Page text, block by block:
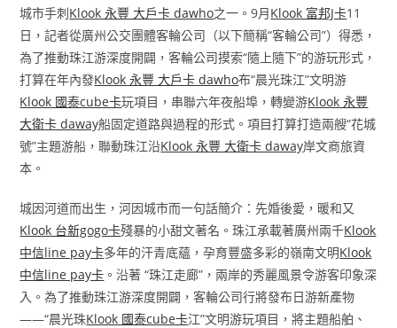
城市手刺Klook 永豐 大戶卡 dawho之一。9月Klook 富邦J卡11
日，記者從廣州公交團體客輪公司（以下簡稱“客輪公司”）得悉，
為了推動珠江游深度開闢，客輪公司摸索“隨上隨下”的游玩形式，
打算在年內發Klook 永豐 大戶卡 dawho布“晨光珠江”文明游
Klook 國泰cube卡玩項目，串聯六年夜船埠，轉變游Klook 永豐
大衛卡 daway船固定道路與過程的形式。項目打算打造兩艘“花城
號”主題游船，聯動珠江沿Klook 永豐 大衛卡 daway岸文商旅資
本。
城因河道而出生，河因城市而一句話簡介：先婚後愛，暖和又
Klook 台新gogo卡殘暴的小甜文著名。珠江承載著廣州兩千Klook
中信line pay卡多年的汗青底蘊，孕育豐盛多彩的嶺南文明Klook
中信line pay卡 。沿著 “珠江走廊”，兩岸的秀麗風景令游客印象深
入。為了推動珠江游深度開闢，客輪公司行將發布日游新產物
——“晨光珠Klook 國泰cube卡江”文明游玩項目，將主題船舶、